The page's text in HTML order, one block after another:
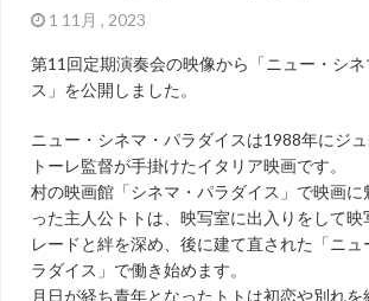
1 11月 , 2023
第11回定期演奏会の映像から「ニュー・シネ
ス」を公開しました。
ニュー・シネマ・パラダイスは1988年にジ
トーレ監督が手掛けたイタリア映画です。
村の映画館「シネマ・パラダイス」で映画に
った主人公トトは、映写室に出入りをして映
レードと絆を深め、後に建て直された「ニ
ラダイス」で働き始めます。
月日が経ち青年となったトトは初恋や別れを